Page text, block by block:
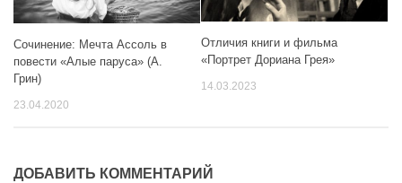
Сочинение: Мечта Ассоль в
повести «Алые паруса» (А.
Грин)
23.04.2020
Отличия книги и фильма
«Портрет Дориана Грея»
14.03.2023
ДОБАВИТЬ КОММЕНТАРИЙ